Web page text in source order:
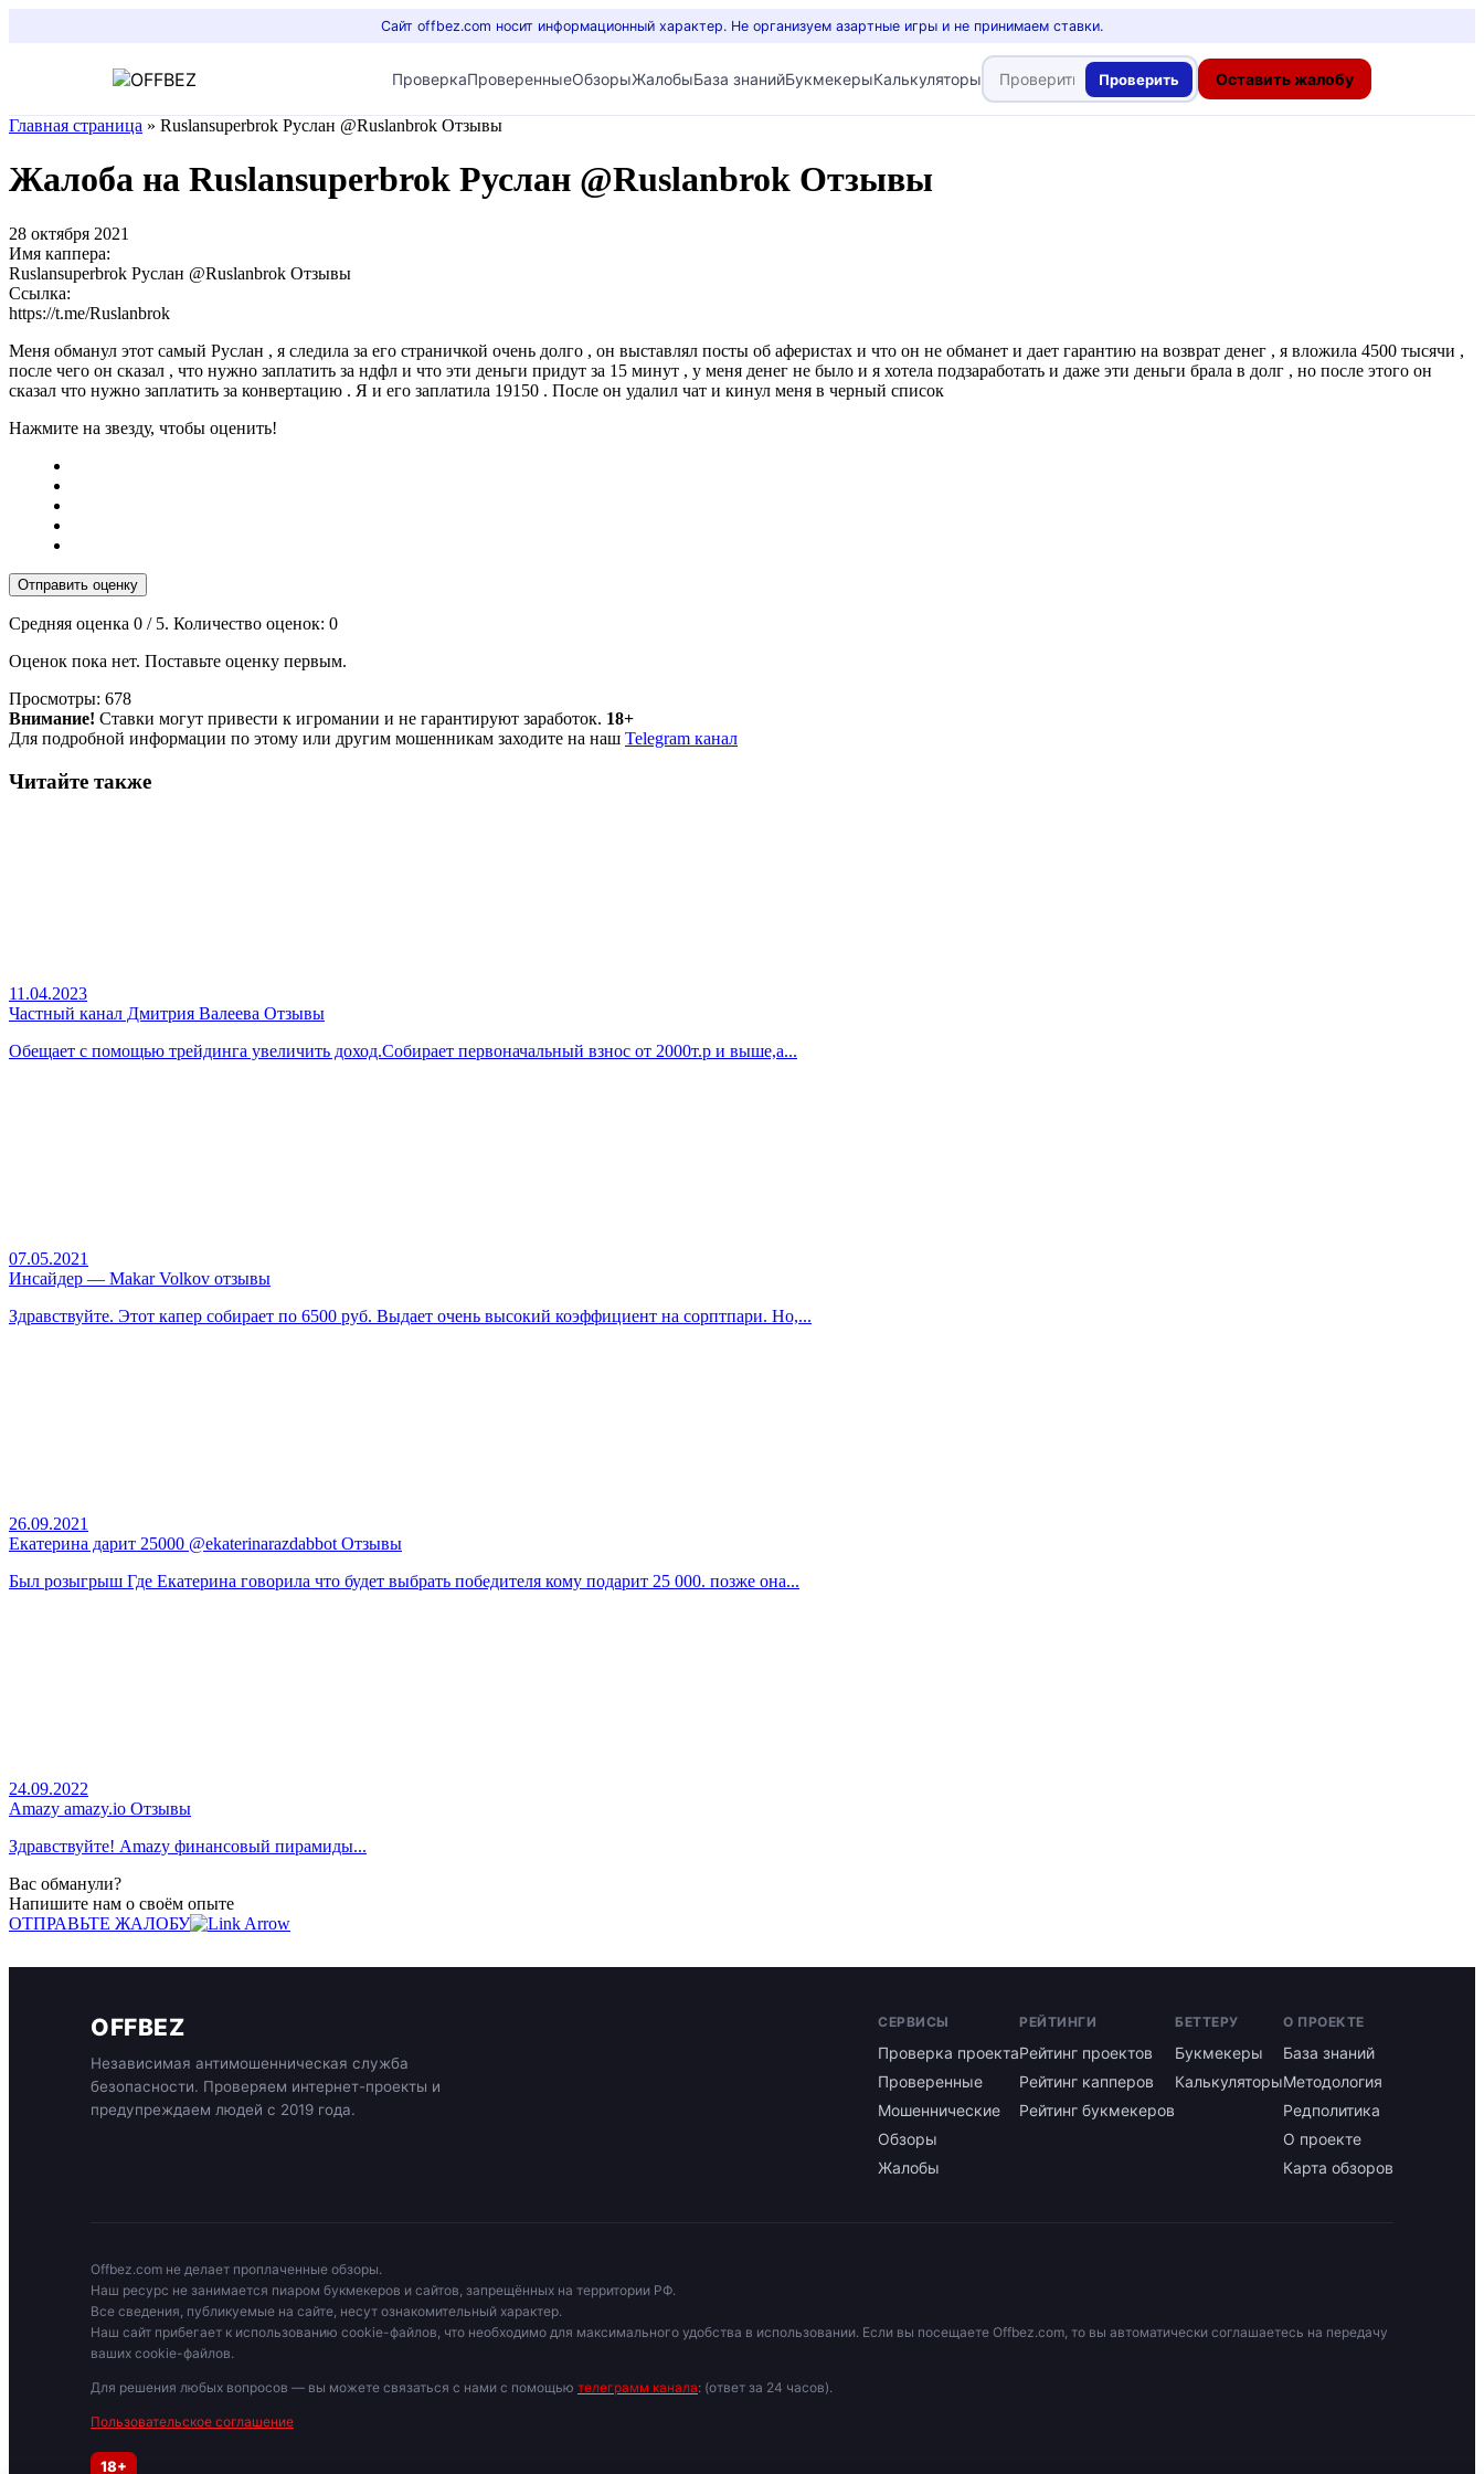
Сайт offbez.com носит информационный характер. Не организуем азартные игры и не принимаем ставки.
ПроверкаПроверенныеОбзорыЖалобыБаза знанийБукмекерыКалькуляторы Проверить Оставить жалобу
Главная страница » Ruslansuperbrok Руслан @Ruslanbrok Отзывы
Жалоба на Ruslansuperbrok Руслан @Ruslanbrok Отзывы
28 октября 2021
Имя каппера:
Ruslansuperbrok Руслан @Ruslanbrok Отзывы
Ссылка:
https://t.me/Ruslanbrok
Меня обманул этот самый Руслан , я следила за его страничкой очень долго , он выставлял посты об аферистах и что он не обманет и дает гарантию на возврат денег , я вложила 4500 тысячи ,
после чего он сказал , что нужно заплатить за ндфл и что эти деньги придут за 15 минут , у меня денег не было и я хотела подзаработать и даже эти деньги брала в долг , но после этого он
сказал что нужно заплатить за конвертацию . Я и его заплатила 19150 . После он удалил чат и кинул меня в черный список
Нажмите на звезду, чтобы оценить!
Отправить оценку
Средняя оценка 0 / 5. Количество оценок: 0
Оценок пока нет. Поставьте оценку первым.
Просмотры: 678
Внимание! Ставки могут привести к игромании и не гарантируют заработок. 18+
Для подробной информации по этому или другим мошенникам заходите на наш Telegram канал
Читайте также
11.04.2023
Частный канал Дмитрия Валеева Отзывы
Обещает с помощью трейдинга увеличить доход.Собирает первоначальный взнос от 2000т.р и выше,а...
07.05.2021
Инсайдер — Makar Volkov отзывы
Здравствуйте. Этот капер собирает по 6500 руб. Выдает очень высокий коэффициент на сорптпари. Но,...
26.09.2021
Екатерина дарит 25000 @ekaterinarazdabbot Отзывы
Был розыгрыш Где Екатерина говорила что будет выбрать победителя кому подарит 25 000. позже она...
24.09.2022
Amazy amazy.io Отзывы
Здравствуйте! Amazy финансовый пирамиды...
Вас обманули?
Напишите нам о своём опыте
ОТПРАВЬТЕ ЖАЛОБУ
OFFBEZ
Независимая антимошенническая служба
безопасности. Проверяем интернет-проекты и
предупреждаем людей с 2019 года.
СЕРВИСЫ
Проверка проекта
Проверенные
Мошеннические
Обзоры
Жалобы
РЕЙТИНГИ
Рейтинг проектов
Рейтинг капперов
Рейтинг букмекеров
БЕТТЕРУ
Букмекеры
Калькуляторы
О ПРОЕКТЕ
База знаний
Методология
Редполитика
О проекте
Карта обзоров
Offbez.com не делает проплаченные обзоры.
Наш ресурс не занимается пиаром букмекеров и сайтов, запрещённых на территории РФ.
Все сведения, публикуемые на сайте, несут ознакомительный характер.
Наш сайт прибегает к использованию cookie-файлов, что необходимо для максимального удобства в использовании. Если вы посещаете Offbez.com, то вы автоматически соглашаетесь на передачу
ваших cookie-файлов.
Для решения любых вопросов — вы можете связаться с нами с помощью телеграмм канала: (ответ за 24 часов).
Пользовательское соглашение
18+